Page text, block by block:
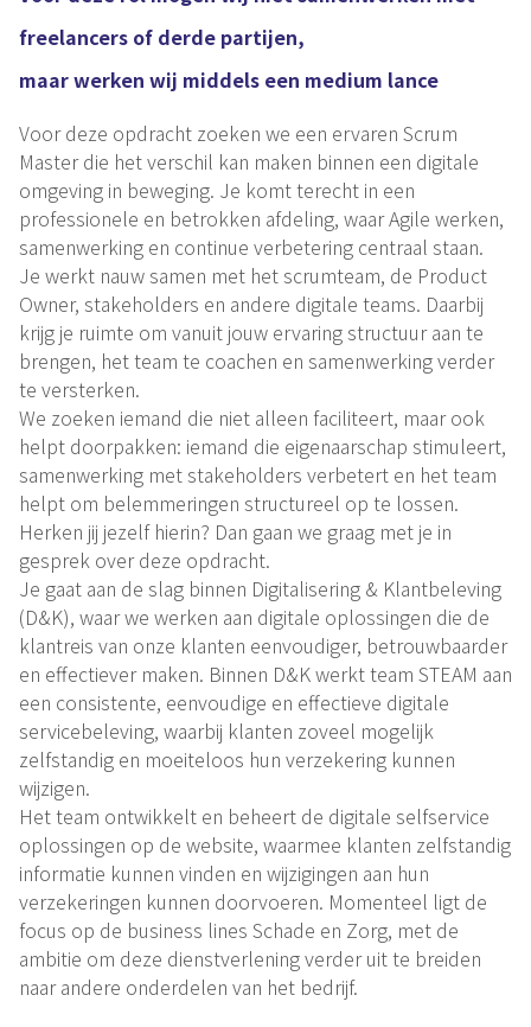
freelancers of derde partijen,
maar werken wij middels een medium lance
Voor deze opdracht zoeken we een ervaren Scrum
Master die het verschil kan maken binnen een digitale
omgeving in beweging. Je komt terecht in een
professionele en betrokken afdeling, waar Agile werken,
samenwerking en continue verbetering centraal staan.
Je werkt nauw samen met het scrumteam, de Product
Owner, stakeholders en andere digitale teams. Daarbij
krijg je ruimte om vanuit jouw ervaring structuur aan te
brengen, het team te coachen en samenwerking verder
te versterken.
We zoeken iemand die niet alleen faciliteert, maar ook
helpt doorpakken: iemand die eigenaarschap stimuleert,
samenwerking met stakeholders verbetert en het team
helpt om belemmeringen structureel op te lossen.
Herken jij jezelf hierin? Dan gaan we graag met je in
gesprek over deze opdracht.
Je gaat aan de slag binnen Digitalisering & Klantbeleving
(D&K), waar we werken aan digitale oplossingen die de
klantreis van onze klanten eenvoudiger, betrouwbaarder
en effectiever maken. Binnen D&K werkt team STEAM aan
een consistente, eenvoudige en effectieve digitale
servicebeleving, waarbij klanten zoveel mogelijk
zelfstandig en moeiteloos hun verzekering kunnen
wijzigen.
Het team ontwikkelt en beheert de digitale selfservice
oplossingen op de website, waarmee klanten zelfstandig
informatie kunnen vinden en wijzigingen aan hun
verzekeringen kunnen doorvoeren. Momenteel ligt de
focus op de business lines Schade en Zorg, met de
ambitie om deze dienstverlening verder uit te breiden
naar andere onderdelen van het bedrijf.